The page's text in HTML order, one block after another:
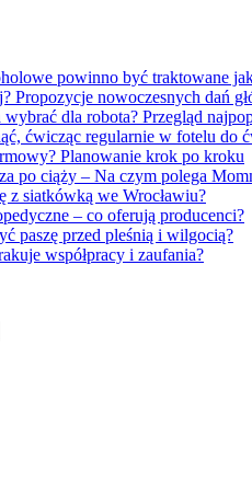
powinno być traktowane
Propozycje nowoczesnych dań
dla robota? Przegląd
ćwicząc regularnie w fotelu do
Planowanie krok po kroku
po ciąży – Na czym polega
z siatkówką we Wrocławiu?
– co oferują producenci?
paszę przed pleśnią i wilgocią?
współpracy i zaufania?